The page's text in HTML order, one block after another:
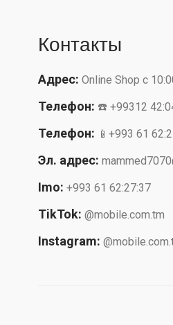
Контакты
Адрес: Online Shop с
Телефон: ☎️ +99312
Телефон: 📱+993 61
Эл. адрес:
Imo: +993 61 62:27:37
TikTok: @mobile.com.tm
Instagram: